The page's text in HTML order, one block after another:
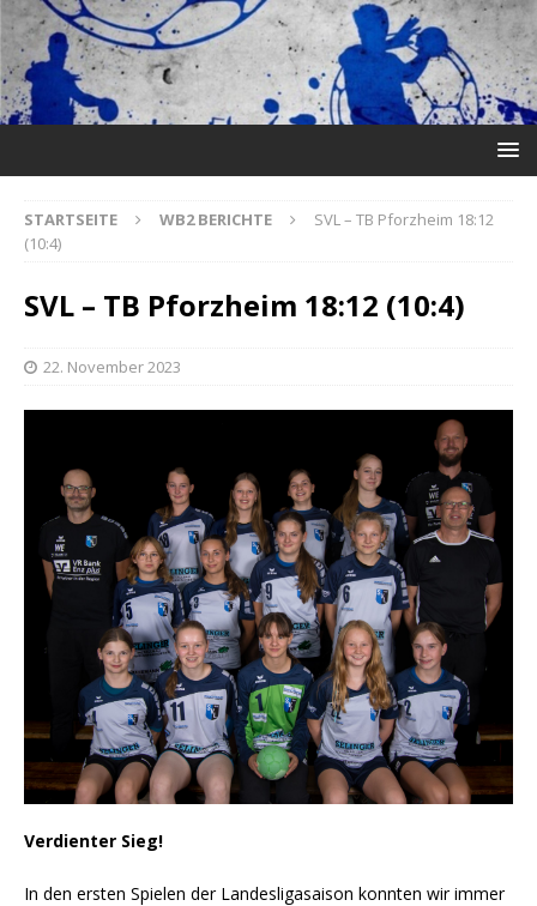
STARTSEITE WB2 BERICHTE
SVL – TB Pforzheim 18:12
(10:4)
SVL – TB Pforzheim 18:12 (10:4)
22. November 2023
Verdienter Sieg!
In den ersten Spielen der Landesligasaison konnten wir immer